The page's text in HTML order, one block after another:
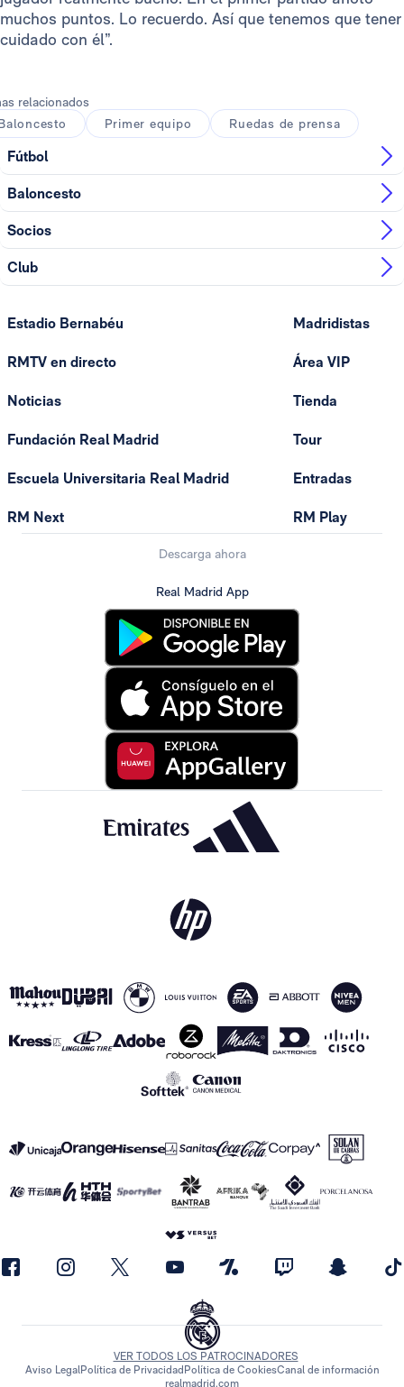
muchos puntos. Lo recuerdo. Así que tenemos que tener
cuidado con él”.
relacionados
Primer equipo Ruedas de prensa
Fútbol
Baloncesto
Socios
Club
Estadio Bernabéu
RMTV en directo
Noticias
Fundación Real Madrid
Escuela Universitaria Real Madrid
RM Next
Madridistas
Área VIP
Tienda
Tour
Entradas
RM Play
Descarga ahora
Real Madrid App
VER TODOS LOS PATROCINADORES
Aviso LegalPolítica de Privacidad Política de CookiesCanal de información
realmadrid.com